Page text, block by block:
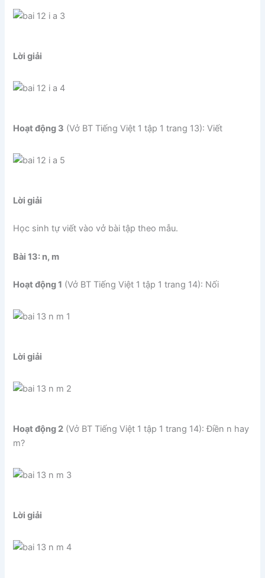
Lời giải
Hoạt động 3 (Vở BT Tiếng Việt 1 tập 1 trang 13): Viết
Lời giải
Học sinh tự viết vào vở bài tập theo mẫu.
Bài 13: n, m
Hoạt động 1 (Vở BT Tiếng Việt 1 tập 1 trang 14): Nối
Lời giải
Hoạt động 2 (Vở BT Tiếng Việt 1 tập 1 trang 14): Điền n hay
m?
Lời giải